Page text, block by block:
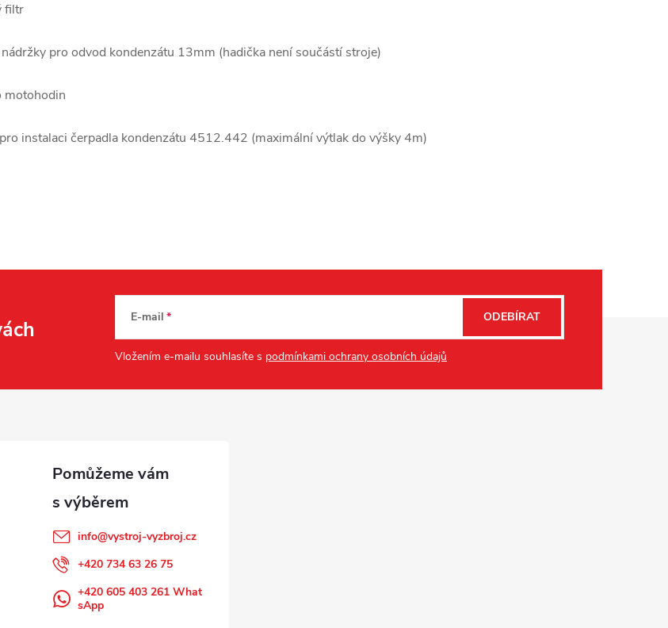
filtr
pro odvod kondenzátu 13mm (hadička není součástí stroje)
motohodin
instalaci čerpadla kondenzátu 4512.442 (maximální výtlak do výšky 4m)
E-mail
Vložením e-mailu souhlasíte s podmínkami ochrany osobních údajů
ODEBÍRAT
info@vystroj-vyzbroj.cz
+420 734 63 26 75
+420 605 403 261 What
sApp